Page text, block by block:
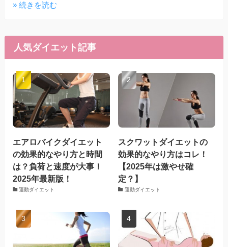
» 続きを読む
人気ダイエット記事
エアロバイクダイエット
の効果的なやり方と時間
は？負荷と速度が大事！
2025年最新版！
運動ダイエット
スクワットダイエットの
効果的なやり方はコレ！
【2025年は激やせ確
定？】
運動ダイエット